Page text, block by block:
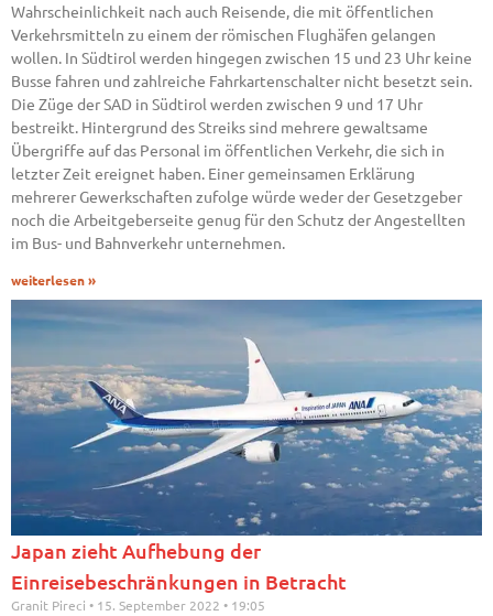
Wahrscheinlichkeit nach auch Reisende, die mit öffentlichen
Verkehrsmitteln zu einem der römischen Flughäfen gelangen
wollen. In Südtirol werden hingegen zwischen 15 und 23 Uhr keine
Busse fahren und zahlreiche Fahrkartenschalter nicht besetzt sein.
Die Züge der SAD in Südtirol werden zwischen 9 und 17 Uhr
bestreikt. Hintergrund des Streiks sind mehrere gewaltsame
Übergriffe auf das Personal im öffentlichen Verkehr, die sich in
letzter Zeit ereignet haben. Einer gemeinsamen Erklärung
mehrerer Gewerkschaften zufolge würde weder der Gesetzgeber
noch die Arbeitgeberseite genug für den Schutz der Angestellten
im Bus- und Bahnverkehr unternehmen.
weiterlesen »
Japan zieht Aufhebung der
Einreisebeschränkungen in Betracht
Granit Pireci 15. September 2022 19:05